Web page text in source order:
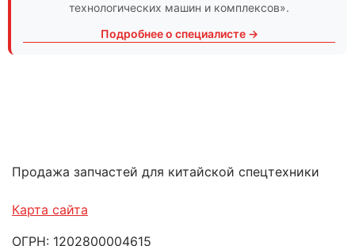
технологических машин и комплексов».
Подробнее о специалисте →
Продажа запчастей для китайской спецтехники
Карта сайта
ОГРН: 1202800004615